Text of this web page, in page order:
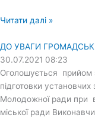
Читати далі »
ДО УВАГИ
30.07.2021 08:23
Оголошується прийом
підготовки
Молодожної ради при
міської ради